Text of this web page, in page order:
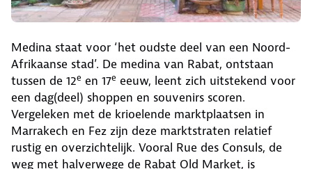
Medina staat voor ‘het oudste deel van een Noord-
Afrikaanse stad’. De medina van Rabat, ontstaan
tussen de 12e en 17e eeuw, leent zich uitstekend voor
een dag(deel) shoppen en souvenirs scoren.
Vergeleken met de krioelende marktplaatsen in
Marrakech en Fez zijn deze marktstraten relatief
rustig en overzichtelijk. Vooral Rue des Consuls, de
weg met halverwege de Rabat Old Market, is